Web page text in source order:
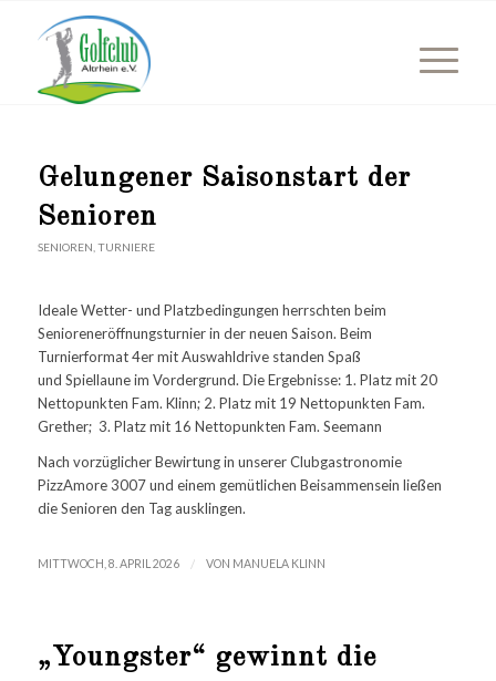
Gelungener Saisonstart der
Senioren
SENIOREN TURNIERE
Ideale Wetter- und Platzbedingungen herrschten beim
Senioreneröffnungsturnier in der neuen Saison. Beim
Turnierformat 4er mit Auswahldrive standen Spaß
und Spiellaune im Vordergrund. Die Ergebnisse: 1. Platz mit 20
Nettopunkten Fam. Klinn; 2. Platz mit 19 Nettopunkten Fam.
Grether; 3. Platz mit 16 Nettopunkten Fam. Seemann
Nach vorzüglicher Bewirtung in unserer Clubgastronomie
PizzAmore 3007 und einem gemütlichen Beisammensein ließen
die Senioren den Tag ausklingen.
MITTWOCH, 8. APRIL 2026 / VON MANUELA KLINN
„Youngster“ gewinnt die